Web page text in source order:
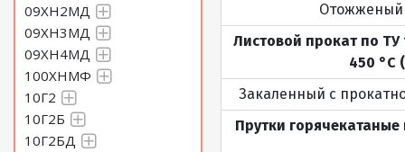
09ХН2МД
09ХН3МД
09ХН4МД
100ХНМФ
10Г2
10Г2Б
10Г2БД
Отожженый
Листовой прокат по ТУ
450 °С
Закаленный с
Прутки